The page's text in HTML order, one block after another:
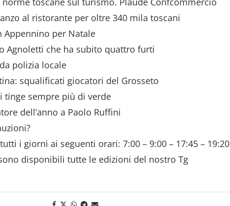
al ristorante per oltre 340 mila toscani
Appennino per Natale
Agnoletti che ha subito quattro furti
polizia locale
squalificati giocatori del Grosseto
tinge sempre più di verde
dell’anno a Paolo Ruffini
i giorni ai seguenti orari: 7:00 – 9:00 – 17:45 – 19:20
disponibili tutte le edizioni del nostro Tg